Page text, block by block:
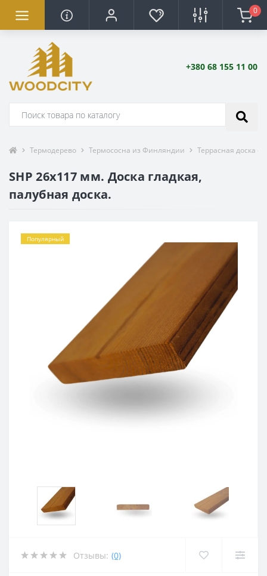
0
+380 68 155 11 00
Термодерево Термососна из Финляндии Террасная доска
SHP 26х117 мм. Доска гладкая,
палубная доска.
Популярный
Отзывы: (0)